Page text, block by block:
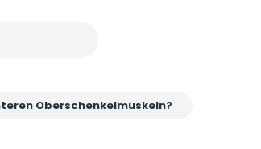
Oberschenkelmuskeln?